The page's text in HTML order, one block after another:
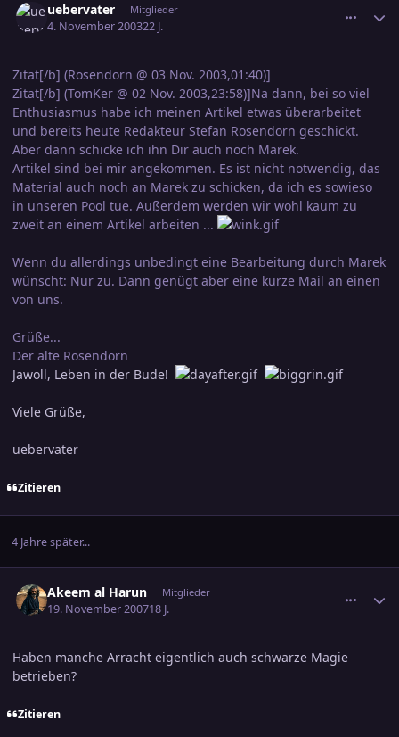
uebervater Mitglieder
4. November 200322 J.
Zitat[/b] (Rosendorn @ 03 Nov. 2003,01:40)]
Zitat[/b] (TomKer @ 02 Nov. 2003,23:58)]Na dann, bei so viel
Enthusiasmus habe ich meinen Artikel etwas überarbeitet
und bereits heute Redakteur Stefan Rosendorn geschickt.
Aber dann schicke ich ihn Dir auch noch Marek.
Artikel sind bei mir angekommen. Es ist nicht notwendig, das
Material auch noch an Marek zu schicken, da ich es sowieso
in unseren Pool tue. Außerdem werden wir wohl kaum zu
zweit an einem Artikel arbeiten ...
Wenn du allerdings unbedingt eine Bearbeitung durch Marek
wünscht: Nur zu. Dann genügt aber eine kurze Mail an einen
von uns.
Grüße...
Der alte Rosendorn
Jawoll, Leben in der Bude!
Viele Grüße,
uebervater
Zitieren
4 Jahre später...
Akeem al Harun Mitglieder
19. November 200718 J.
Haben manche Arracht eigentlich auch schwarze Magie
betrieben?
Zitieren